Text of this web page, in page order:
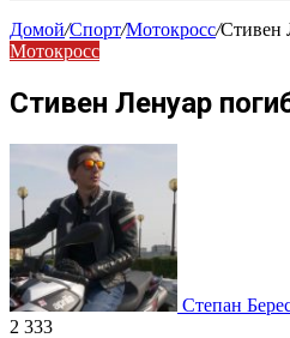
Домой/Спорт/Мотокросс/Стивен
Мотокросс
Стивен Ленуар
Степан
2 333